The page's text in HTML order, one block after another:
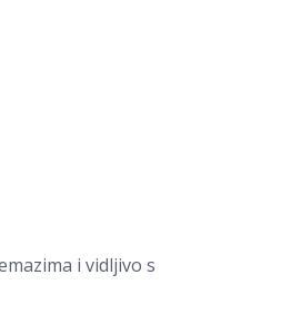
i vidljivo s